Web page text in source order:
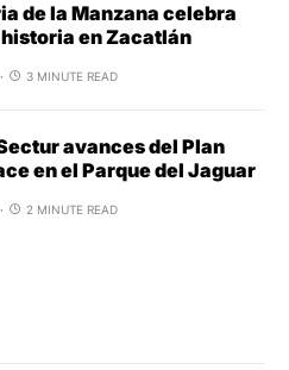
de la Manzana celebra
en Zacatlán
3 MINUTE READ
avances del Plan
en el Parque del Jaguar
2 MINUTE READ